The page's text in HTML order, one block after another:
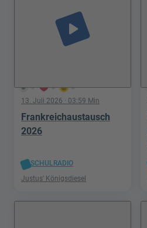
3 0 0
play_arrow
13. Juli 2026 · 03:59 Min
Frankreichaustausch
2026
SCHULRADIO
Justus' Königsdiesel